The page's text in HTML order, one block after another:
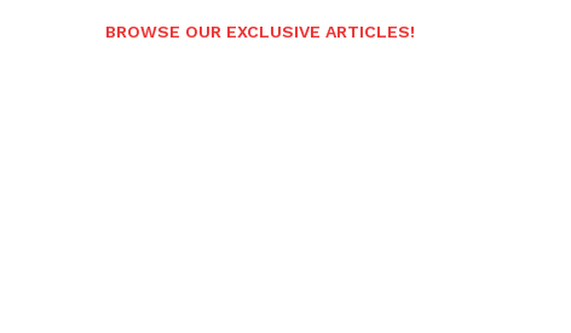
BROWSE OUR EXCLUSIVE ARTICLES!